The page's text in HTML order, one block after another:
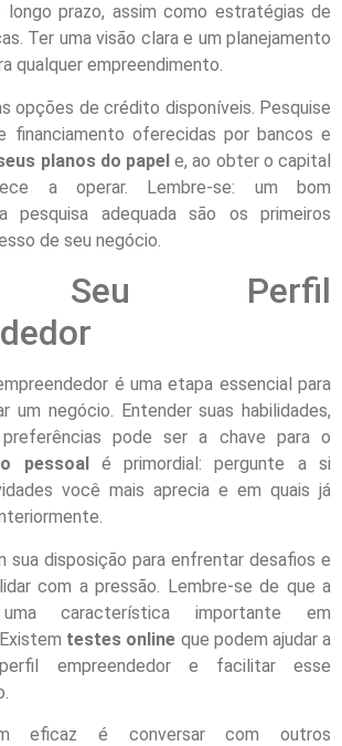
prazo, assim como estratégias de
Ter uma visão clara e um planejamento
qualquer empreendimento.
opções de crédito disponíveis. Pesquise
financiamento oferecidas por bancos e
planos do papel e, ao obter o capital
a operar. Lembre-se: um bom
pesquisa adequada são os primeiros
de seu negócio.
Seu Perfil
é uma etapa essencial para
um negócio. Entender suas habilidades,
pode ser a chave para o
pessoalé primordial: pergunte a si
você mais aprecia e em quais já
sua disposição para enfrentar desafios e
com a pressão. Lembre-se de que a
característica importante em
testes online que podem ajudar a
empreendedor e facilitar esse
eficaz é conversar com outros